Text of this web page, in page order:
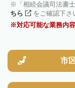
「相続会議司法書
ちら
をご確認下さ
対応可能な業務内
市